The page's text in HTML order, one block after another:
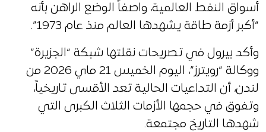
أسواق النفط العالمية، واصفاً الوضع الراهن بأنه
“أكبر أزمة طاقة يشهدها العالم منذ عام 1973”.
وأكد بيرول في تصريحات نقلتها شبكة “الجزيرة”
ووكالة “رويترز”، اليوم الخميس 21 ماي 2026 من
لندن، أن التداعيات الحالية تعد الأقسى تاريخياً،
وتفوق في حجمها الأزمات الثلاث الكبرى التي
شهدها التاريخ مجتمعة.